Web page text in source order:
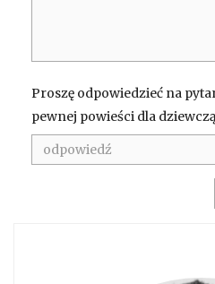
Proszę odpowiedzieć na
pewnej powieści dla